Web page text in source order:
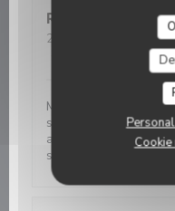
Rémy
2026-08-01
- 21:00 -
Ambiance
Magnifique
sont préparés avec
au dessert on
sens sont sollicités.